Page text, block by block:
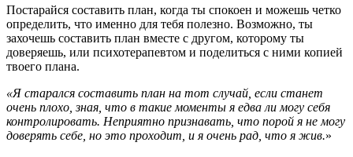
Постарайся составить план, когда ты спокоен и можешь четко
определить, что именно для тебя полезно. Возможно, ты
захочешь составить план вместе с другом, которому ты
доверяешь, или психотерапевтом и поделиться с ними копией
твоего плана.
«Я старался составить план на тот случай, если станет
очень плохо, зная, что в такие моменты я едва ли могу себя
контролировать. Неприятно признавать, что порой я не могу
доверять себе, но это проходит, и я очень рад, что я жив.»